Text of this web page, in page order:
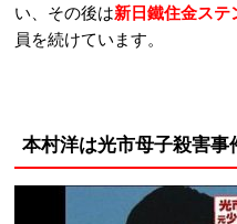
い、その後は新日鐵住金ステ
員を続けています。
本村洋は光市母子殺害事